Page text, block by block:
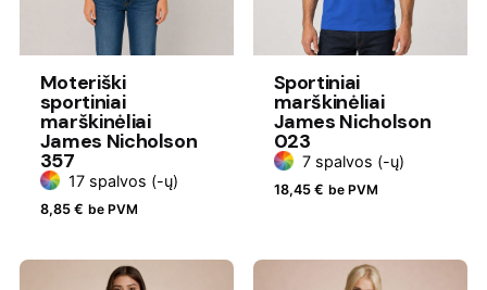
Moteriški
sportiniai
marškinėliai
James Nicholson
357
17 spalvos (-ų)
8,85 € be PVM
Sportiniai
marškinėliai
James Nicholson
023
7 spalvos (-ų)
18,45 € be PVM